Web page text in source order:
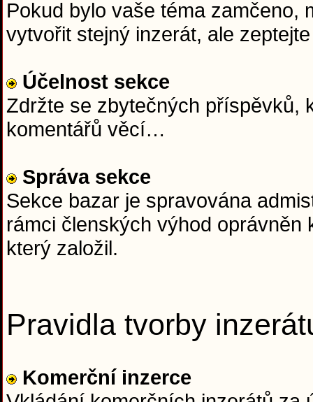
Pokud bylo vaše téma zamčeno,
vytvořit stejný inzerát, ale
Účelnost sekce
Zdržte se zbytečných příspěvků,
komentářů věcí…
Správa sekce
Sekce bazar je spravována
rámci členských výhod
který založil.
Pravidla tvorby
Komerční inzerce